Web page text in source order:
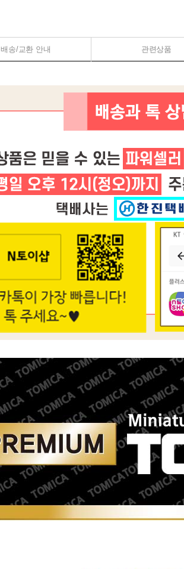
배송/교환 안내 관련상품